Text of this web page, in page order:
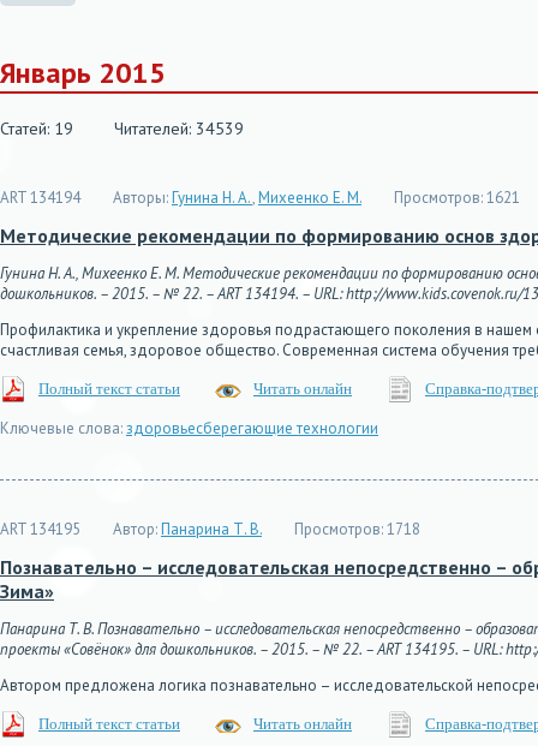
Январь 2015
Статей: 19 Читателей: 34539
ART 134194 Авторы:Гунина Н. А.,Михеенко Е. М. Просмотров:1621
Методические рекомендации по формированию основ
Гунина Н. А., Михеенко Е. М. Методические рекомендации по формированию
дошкольников. – 2015. – № 22. – ART 134194. – URL: http://www.kids.covenok.ru/
Профилактика и укрепление здоровья подрастающего поколения в
счастливая семья, здоровое общество. Современная система обучения
Полный текст статьи Читать онлайн Справка-
Ключевые слова:здоровьесберегающие технологии
ART 134195 Автор:Панарина Т. В. Просмотров:1718
Познавательно – исследовательская непосредственно –
Зима»
Панарина Т. В. Познавательно – исследовательская непосредственно –
проекты «Совёнок» для дошкольников. – 2015. – № 22. – ART 134195. – URL:
Автором предложена логика познавательно – исследовательской
Полный текст статьи Читать онлайн Справка-